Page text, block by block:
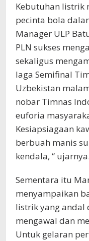
Kebutuhan listrik
pecinta bola
Manager ULP
PLN sukses
sekaligus
laga Semifinal
Uzbekistan
nobar Timnas
euforia
Kesiapsiagaan
berbuah manis
kendala, “ ujarnya.
Sementara itu
menyampaikan
listrik yang andal
mengawal dan
Untuk gelaran